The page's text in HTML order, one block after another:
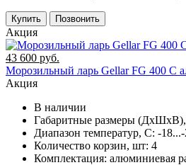
Купить Позвонить
Акция
43 600 руб.
Морозильный ларь Gellar FG 400 C
Акция
В наличии
Габаритные размеры
Диапазон температур, C: -18...-
Количество корзин, шт: 4
Комплектация: алюминиевая